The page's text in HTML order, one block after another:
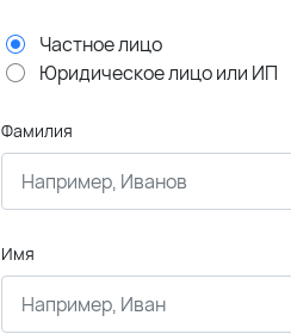
Частное лицо
Юридическое лицо или ИП
Фамилия
Имя